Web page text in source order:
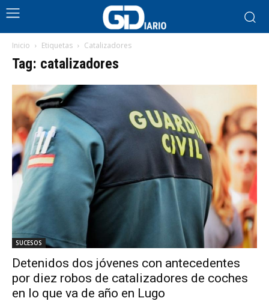
Inicio Etiquetas Catalizadores
Tag: catalizadores
SUCESOS
Detenidos dos jóvenes con antecedentes
por diez robos de catalizadores de coches
en lo que va de año en Lugo